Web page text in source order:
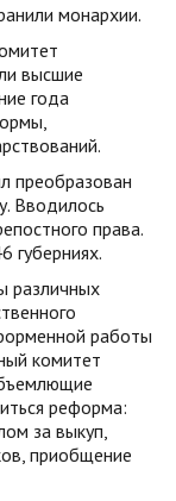
монархии.
высшие
года
преобразован
Вводилось
права.
губерниях.
различных
работы
комитет
реформа:
за выкуп,
приобщение